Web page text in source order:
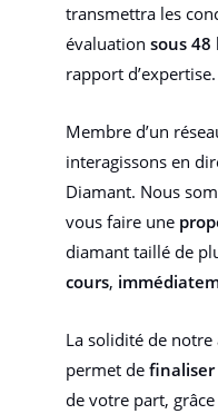
transmettra les
évaluation sous 48
rapport d’expertise.
Membre d’un
interagissons en
Diamant. Nous
vous faire une
diamant taillé de
cours,
La solidité de
permet de
de votre part,